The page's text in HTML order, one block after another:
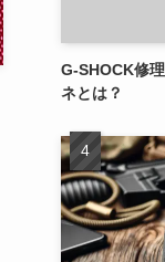
G-SHOCK修
ネとは？